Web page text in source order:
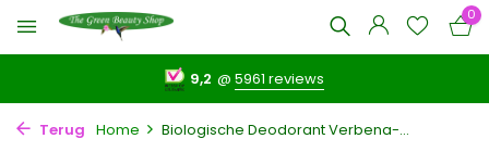
0
9,2 @5961 reviews
Terug Home Biologische Deodorant Verbena-...